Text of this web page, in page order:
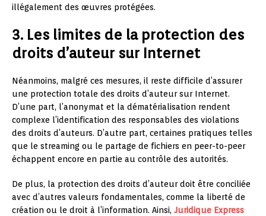
illégalement des œuvres protégées.
3. Les limites de la protection des
droits d’auteur sur Internet
Néanmoins, malgré ces mesures, il reste difficile d’assurer
une protection totale des droits d’auteur sur Internet.
D’une part, l’anonymat et la dématérialisation rendent
complexe l’identification des responsables des violations
des droits d’auteurs. D’autre part, certaines pratiques telles
que le streaming ou le partage de fichiers en peer-to-peer
échappent encore en partie au contrôle des autorités.
De plus, la protection des droits d’auteur doit être conciliée
avec d’autres valeurs fondamentales, comme la liberté de
création ou le droit à l’information. Ainsi, Juridique Express